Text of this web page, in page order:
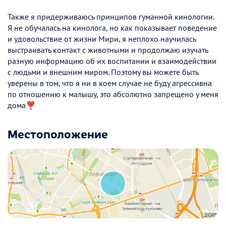
Также я придерживаюсь принципов гуманной кинологии.
Я не обучалась на кинолога, но как показывает поведение
и удовольствие от жизни Мири, я неплохо научилась
выстраивать контакт с животными и продолжаю изучать
разную информацию об их воспитании и взаимодействии
с людьми и внешним миром. Поэтому вы можете быть
уверены в том, что я ни в коем случае не буду агрессивна
по отношению к малышу, это абсолютно запрещено у меня
дома❣️
Местоположение